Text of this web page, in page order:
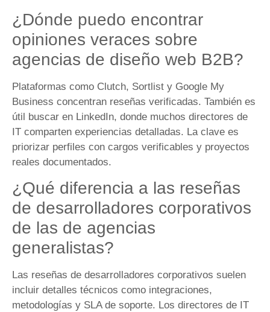
¿Dónde puedo encontrar
opiniones veraces sobre
agencias de diseño web B2B?
Plataformas como Clutch, Sortlist y Google My
Business concentran reseñas verificadas. También es
útil buscar en LinkedIn, donde muchos directores de
IT comparten experiencias detalladas. La clave es
priorizar perfiles con cargos verificables y proyectos
reales documentados.
¿Qué diferencia a las reseñas
de desarrolladores corporativos
de las de agencias
generalistas?
Las reseñas de desarrolladores corporativos suelen
incluir detalles técnicos como integraciones,
metodologías y SLA de soporte. Los directores de IT